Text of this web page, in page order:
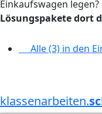
Einkaufswagen legen?
Lösungspakete dort
Alle (3) in den
klassenarbeiten.